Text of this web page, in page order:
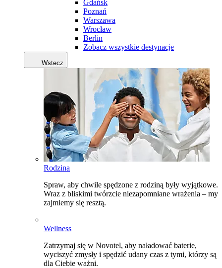
Gdańsk
Poznań
Warszawa
Wrocław
Berlin
Zobacz wszystkie destynacje
Wstecz
Rodzina
Spraw, aby chwile spędzone z rodziną były wyjątkowe.
Wraz z bliskimi twórzcie niezapomniane wrażenia – my
zajmiemy się resztą.
Wellness
Zatrzymaj się w Novotel, aby naładować baterie,
wyciszyć zmysły i spędzić udany czas z tymi, którzy są
dla Ciebie ważni.